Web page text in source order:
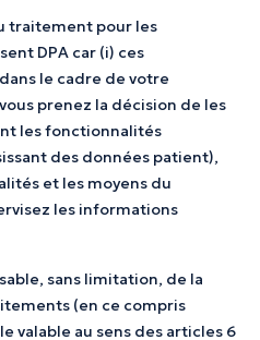
traitement pour les
DPA car (i) ces
le cadre de votre
prenez la décision de les
les fonctionnalités
des données patient),
et les moyens du
les informations
sans limitation, de la
(en ce compris
valable au sens des articles 6